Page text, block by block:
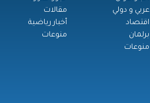
عربي و دولي
اقتصاد
برلمان
منوعات
مقالات
أخبار رياضية
منوعات